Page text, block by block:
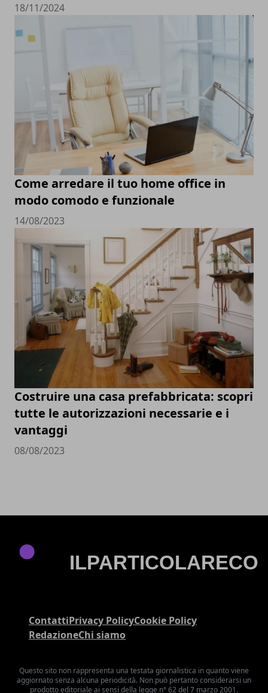
18/11/2024
Come arredare il tuo home office in
modo comodo e funzionale
14/08/2023
Costruire una casa prefabbricata: scopri
tutte le autorizzazioni necessarie e i
vantaggi
08/08/2023
ContattiPrivacy PolicyCookie Policy
RedazioneChi siamo
Questo sito non rappresenta una testata giornalistica in quanto viene
aggiornato senza alcuna periodicità. Non può pertanto considerarsi un
prodotto editoriale ai sensi della legge n° 62 del 7 marzo 2001.